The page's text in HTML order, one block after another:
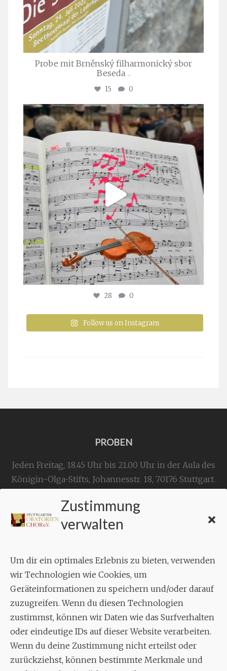
Zustimmung
verwalten
Um dir ein optimales Erlebnis zu bieten, verwenden
wir Technologien wie Cookies, um
Geräteinformationen zu speichern und/oder darauf
zuzugreifen. Wenn du diesen Technologien
zustimmst, können wir Daten wie das Surfverhalten
oder eindeutige IDs auf dieser Website verarbeiten.
Wenn du deine Zustimmung nicht erteilst oder
zurückziehst, können bestimmte Merkmale und
Probe mit Brněnský filharmonický sbor
Beseda ...
15 0
stuttgarter_oratorienchor
Juli 23
28 0
Follow us on Instagram
PROBEN
Jeden Freitag, 18.45 Uhr bis 21.00 Uhr in der Aula des
Königin-Olga-Stifts, Johannesstr. 18, 70176 Stuttgart.
KONTAKT
Geschäftsstelle:
Aixheimer Str. 18
70619 Stuttgart
MUSIK
Musikalischer Leiter:
Enrico Trummer
Tel.+49 (0)177 / 34 23 57 1